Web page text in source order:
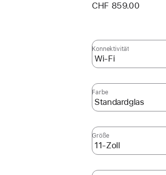
CHF 859.00
Konnektivität
Farbe
Größe